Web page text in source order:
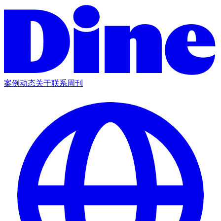
案例动态关于联系周刊